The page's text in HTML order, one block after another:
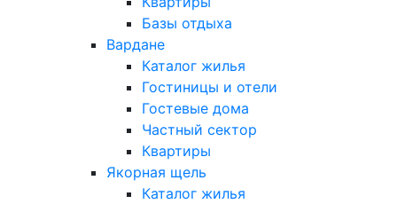
Базы отдыха
Вардане
Каталог жилья
Гостиницы и отели
Гостевые дома
Частный сектор
Квартиры
Якорная щель
Каталог жилья